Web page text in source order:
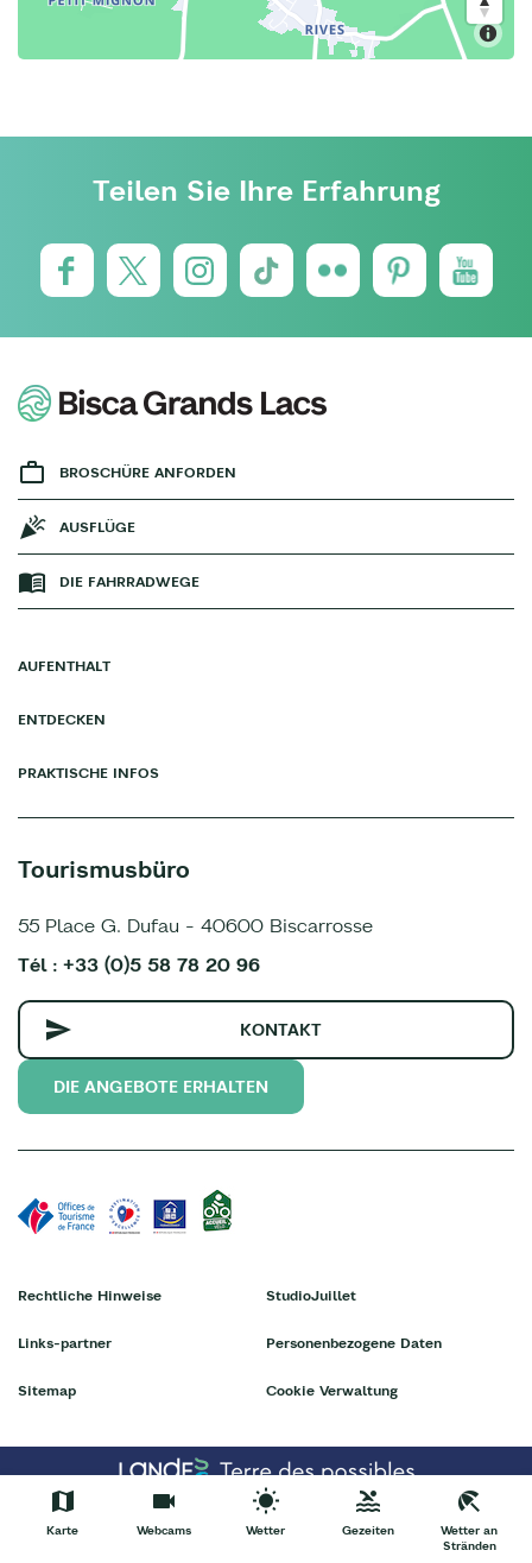
Teilen Sie Ihre Erfahrung
BROSCHÜRE ANFORDEN
AUSFLÜGE
DIE FAHRRADWEGE
AUFENTHALT
ENTDECKEN
PRAKTISCHE INFOS
Tourismusbüro
55 Place G. Dufau - 40600 Biscarrosse
Tél : +33 (0)5 58 78 20 96
KONTAKT
DIE ANGEBOTE ERHALTEN
Rechtliche Hinweise
Links-partner
Sitemap
StudioJuillet
Personenbezogene Daten
Cookie Verwaltung
Karte Webcams Wetter Gezeiten
Wetter an
Stränden